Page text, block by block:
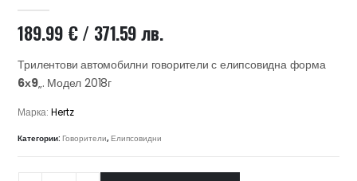
189.99 €/ 371.59 лв.
Трилентови автомобилни говорители с елипсовидна форма
6х9„. Модел 2018г
Марка:Hertz
Категории:Говорители,Елипсовидни